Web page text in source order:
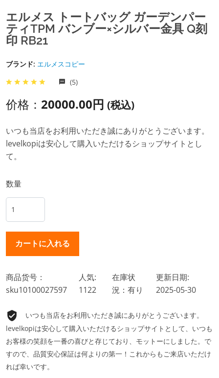
エルメス トートバッグ ガーデンパー
ティTPM バンブー×シルバー金具 Q刻
印 RB21
ブランド: エルメスコピー
(5)
价格： 20000.00円 (税込)
いつも当店をお利用いただき誠にありがとうございます。
levelkopiは安心して購入いただけるショップサイトとし
て。
数量
商品货号：
sku10100027597
人気:
1122
在庫状
況：有り
更新日期:
2025-05-30
いつも当店をお利用いただき誠にありがとうございます。
levelkopiは安心して購入いただけるショップサイトとして、いつも
お客様の笑顔を一番の喜びと存じており、モットーにしました。で
すので、品質安心保証は何よりの第一！これからもご来店いただけ
れば幸いです。